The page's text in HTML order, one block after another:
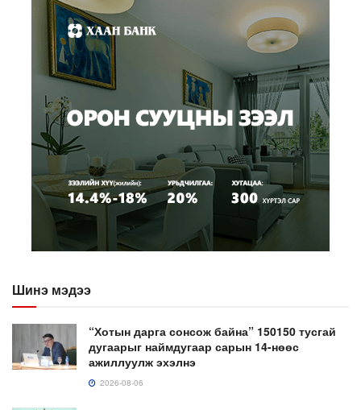
Шинэ мэдээ
“Хотын дарга сонсож байна” 150150 тусгай
дугаарыг наймдугаар сарын 14-нөөс
ажиллуулж эхэлнэ
2026-08-06